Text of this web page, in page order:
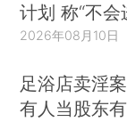
计划 称“不
2026年08月10日
足浴店卖淫
有人当股东